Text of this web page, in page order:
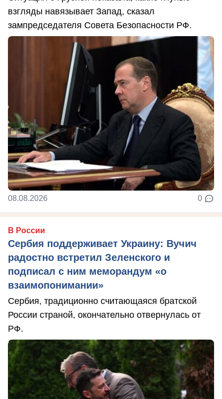
взгляды навязывает Запад, сказал
зампредседателя Совета Безопасности РФ.
08.08.2026 0
В России
Сербия поддерживает Украину: Вучич
радостно встретил Зеленского и
подписал с ним меморандум «о
взаимопонимании»
Сербия, традиционно считающаяся братской
России страной, окончательно отвернулась от
РФ.